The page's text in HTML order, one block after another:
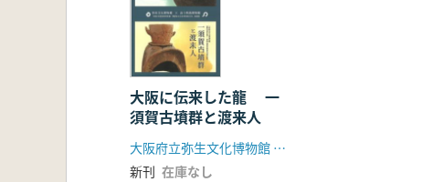
大阪に伝来した龍 一
須賀古墳群と渡来人
大阪府立弥生文化博物館 大阪府立近つ飛鳥博物館
新刊 在庫なし